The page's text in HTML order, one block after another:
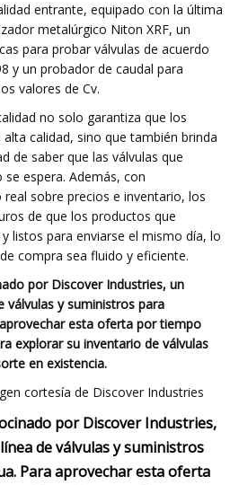
entrante, equipado con la última
metalúrgico Niton XRF, un
para probar válvulas de acuerdo
y un probador de caudal para
valores de Cv.
no solo garantiza que los
calidad, sino que también brinda
de saber que las válvulas que
espera. Además, con
sobre precios e inventario, los
de que los productos que
listos para enviarse el mismo día, lo
compra sea fluido y eficiente.
por Discover Industries, un
válvulas y suministros para
esta oferta por tiempo
explorar su inventario de válvulas
en existencia.
cortesía de Discover Industries
por Discover Industries,
de válvulas y suministros
Para aprovechar esta oferta